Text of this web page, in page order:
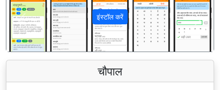
इंस्टॉल करें
पिछला अगला
चौपाल